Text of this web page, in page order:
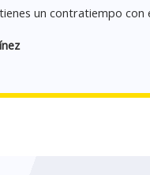
un contratiempo con